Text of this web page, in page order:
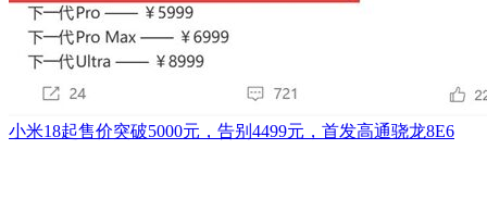
小米18起售价突破5000元，告别4499元，首发高通骁龙8E6